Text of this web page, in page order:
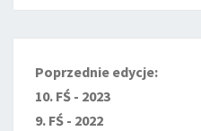
Poprzednie edycje:
10. FŚ - 2023
9. FŚ - 2022